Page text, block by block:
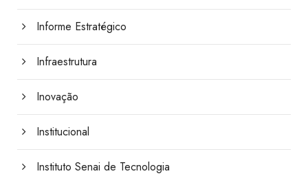
Informe Estratégico
Infraestrutura
Inovação
Institucional
Instituto Senai de Tecnologia